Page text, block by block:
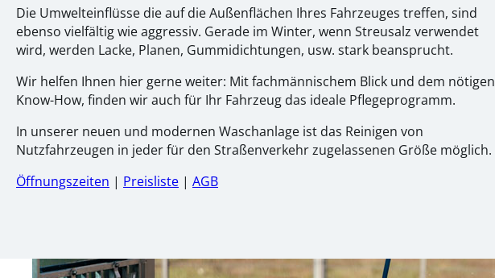
Die Umwelteinflüsse die auf die Außenflächen Ihres Fahrzeuges treffen, sind
ebenso vielfältig wie aggressiv. Gerade im Winter, wenn Streusalz verwendet
wird, werden Lacke, Planen, Gummidichtungen, usw. stark beansprucht.
Wir helfen Ihnen hier gerne weiter: Mit fachmännischem Blick und dem nötigen
Know-How, finden wir auch für Ihr Fahrzeug das ideale Pflegeprogramm.
In unserer neuen und modernen Waschanlage ist das Reinigen von
Nutzfahrzeugen in jeder für den Straßenverkehr zugelassenen Größe möglich.
Öffnungszeiten | Preisliste | AGB